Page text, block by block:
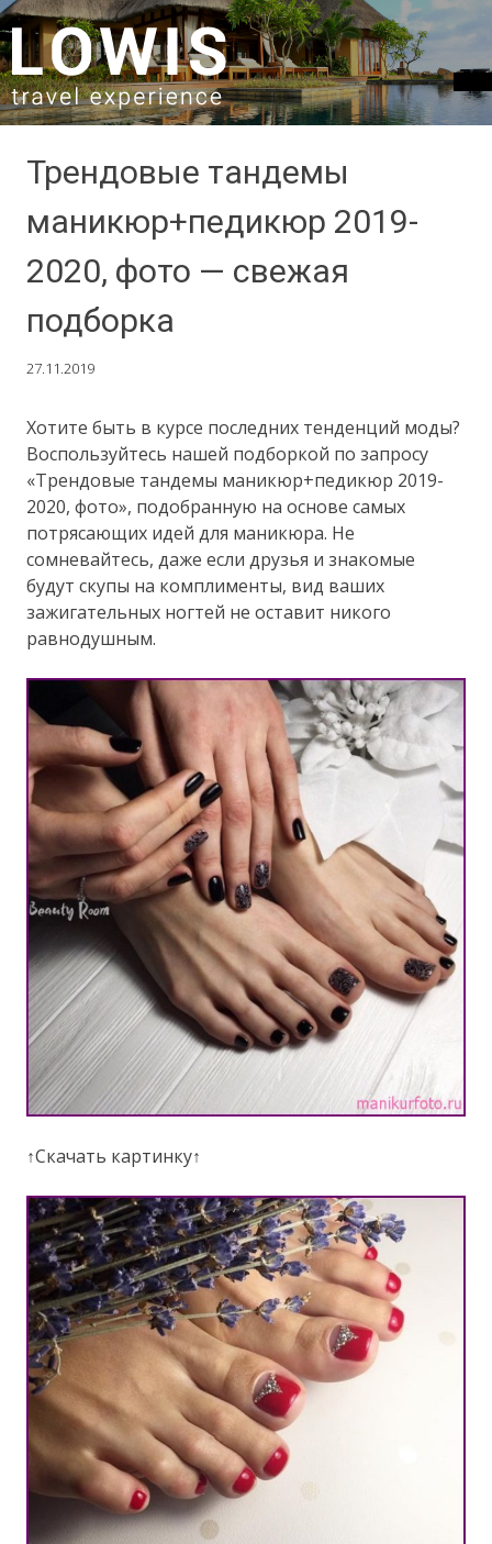
SKIP TO CONTENT
Трендовые тандемы
маникюр+педикюр 2019-
2020, фото — свежая
подборка
27.11.2019
Хотите быть в курсе последних тенденций моды?
Воспользуйтесь нашей подборкой по запросу
«Трендовые тандемы маникюр+педикюр 2019-
2020, фото», подобранную на основе самых
потрясающих идей для маникюра. Не
сомневайтесь, даже если друзья и знакомые
будут скупы на комплименты, вид ваших
зажигательных ногтей не оставит никого
равнодушным.
↑Скачать картинку↑